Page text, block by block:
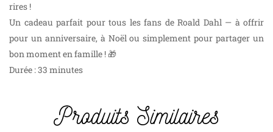
rires !
Un cadeau parfait pour tous les fans de Roald Dahl — à offrir
pour un anniversaire, à Noël ou simplement pour partager un
bon moment en famille ! 🎁
Durée : 33 minutes
Produits Similaires